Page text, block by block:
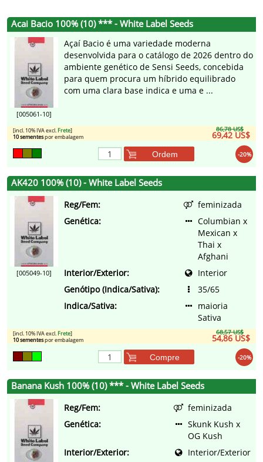
Acai Bacio 100% (10) *** - White Label Seeds
[005061-10]
Açaí Bacio é uma variedade moderna
desenvolvida para o catálogo de 2026 dentro do
ambiente genético de Sensi Seeds, concebida
para quem procura um híbrido equilibrado
com uma clara base indica e uma e ...
86,78 US$
69,42 US$
[incl. 10% IVA excl. Frete]
10 sementespor embalagem
-20%
Ordem
AK420 100% (10) - White Label Seeds
[005049-10]
Reg/Fem:
feminizada
Genética:
Columbian x
Mexican x
Thai x
Afghani
Interior/Exterior:
Interior
Genótipo (Indica/Sativa):
35/65
Indica/Sativa:
maioria
Sativa
68,57 US$
54,86 US$
[incl. 10% IVA excl. Frete]
10 sementespor embalagem
-20%
Compre
Banana Kush 100% (10) *** - White Label Seeds
Reg/Fem:
feminizada
Genética:
Skunk Kush x
OG Kush
Interior/Exterior:
Interior/Exterior